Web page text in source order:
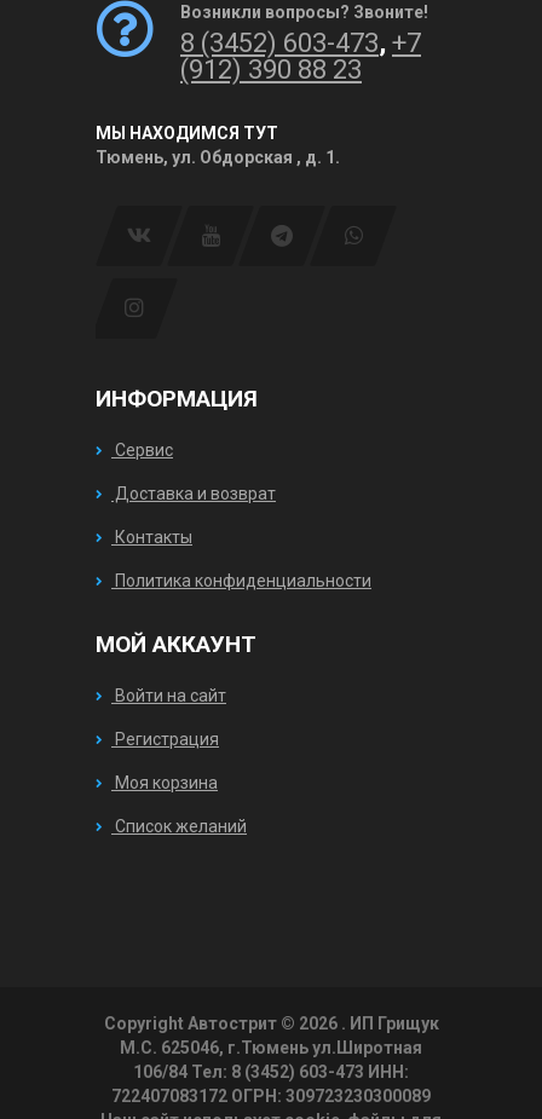
Возникли вопросы? Звоните!
8 (3452) 603-473, +7
(912) 390 88 23
МЫ НАХОДИМСЯ ТУТ
Тюмень, ул. Обдорская , д. 1.
ИНФОРМАЦИЯ
Сервис
Доставка и возврат
Контакты
Политика конфиденциальности
МОЙ АККАУНТ
Войти на сайт
Регистрация
Моя корзина
Список желаний
Copyright Автострит © 2026 . ИП Грищук
М.С. 625046, г.Тюмень ул.Широтная
106/84 Тел: 8 (3452) 603-473 ИНН:
722407083172 ОГРН: 309723230300089